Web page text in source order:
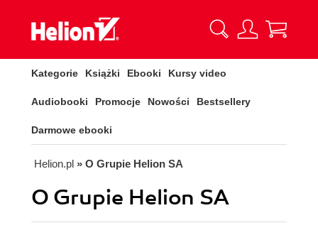
Kategorie Książki Ebooki Kursy video
Audiobooki Promocje Nowości Bestsellery
Darmowe ebooki
Helion.pl » O Grupie Helion SA
O Grupie Helion SA